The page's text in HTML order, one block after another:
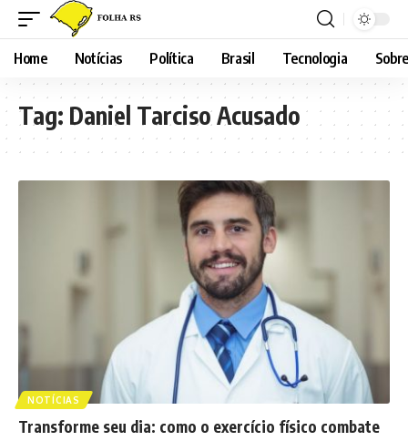
Home Notícias Política Brasil Tecnologia
Tag: Daniel Tarciso Acusado
NOTÍCIAS
Transforme seu dia: como o exercício físico combate